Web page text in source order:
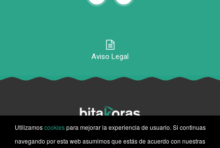
Aviso Legal
© 2020-2026 Bitakoras, Todos los derechos reservados
Utilizamoscookiespara mejorar la experiencia de usuario. Si continuas
navegando por esta web asumimos que estás de acuerdo con nuestras